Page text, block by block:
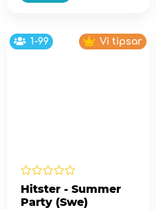
1-99 Vi tipsar
Hitster - Summer
Party (Swe)